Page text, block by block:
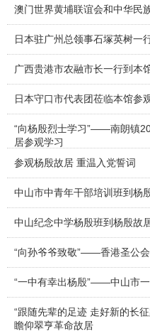
澳门世界黄埔联谊会和中华民
日本驻广州总领事石塚英树一
广西贵港市农融市长一行到本
日本守口市代表团莅临本馆参
“向杨殷烈士学习”——南朗镇
居参观学习
参观杨殷故居 重温入党誓词
中山市中青年干部培训班到杨
中山纪念中学杨殷班到杨殷故
“向孙爷爷致敬”——香港圣公
“一中有幸出杨殷”——中山市
“跟随先辈的足迹 走好新的长
瞻仰翠亨革命故居